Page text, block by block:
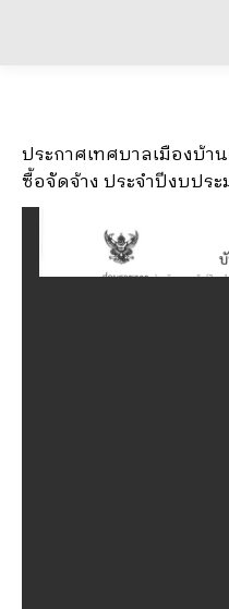
ประกาศเทศบาลเมืองบ้า
ซื้อจัดจ้าง ประจำปีงบปร